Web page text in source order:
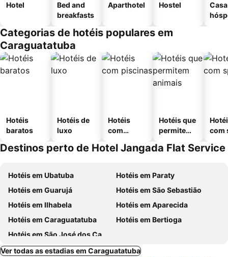
Hotel
Bed and
breakfasts
Aparthotel Hostel
Categorias de hotéis populares em
Caraguatatuba
Hotéis
baratos
Hotéis de
luxo
Hotéis
com
Hotéis que
permitem
com
Destinos perto de Hotel Jangada Flat Service
Hotéis em Ubatuba
Hotéis em Paraty
Hotéis em Guarujá
Hotéis em São Sebastião
Hotéis em Ilhabela
Hotéis em Aparecida
Hotéis em Caraguatatuba
Hotéis em Bertioga
Hotéis em São José dos Campos
Ver todas as estadias em Caraguatatuba